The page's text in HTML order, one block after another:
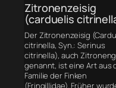
Zitronenzeisig
(carduelis
Der Zitronenzeisig
citrinella, Syn.: Serinus
citrinella), auch
genannt, ist eine Art aus
Familie der Finken
(Fringillidae). Früher